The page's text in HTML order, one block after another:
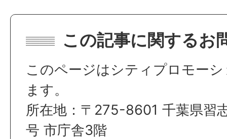
この記事に関するお
このページはシティプロモー
ます。
所在地：〒275-8601 千葉県習
号 市庁舎3階